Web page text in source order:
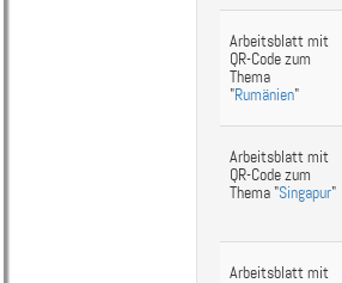
Arbeitsblatt mit
QR-Code zum
Thema
"Rumänien"
Arbeitsblatt mit
QR-Code zum
Thema "Singapur"
Arbeitsblatt mit